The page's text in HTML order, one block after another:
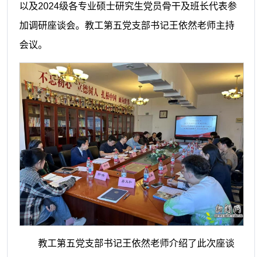
以及2024级各专业硕士研究生党员骨干及班长代表参
加调研座谈会。教工第五党支部书记王依然老师主持
会议。
教工第五党支部书记王依然老师介绍了此次座谈